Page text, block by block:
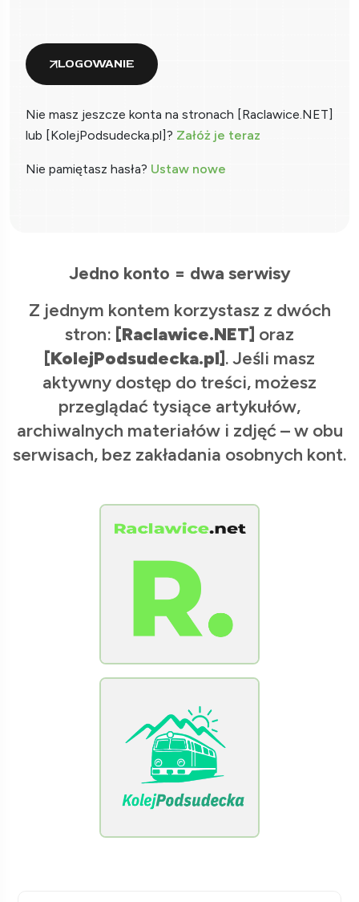
LOGOWANIE
Nie masz jeszcze konta na stronach [Raclawice.NET]
lub [KolejPodsudecka.pl]? Załóż je teraz
Nie pamiętasz hasła? Ustaw nowe
Jedno konto = dwa serwisy
Z jednym kontem korzystasz z dwóch
stron: [Raclawice.NET] oraz
[KolejPodsudecka.pl]. Jeśli masz
aktywny dostęp do treści, możesz
przeglądać tysiące artykułów,
archiwalnych materiałów i zdjęć – w obu
serwisach, bez zakładania osobnych kont.